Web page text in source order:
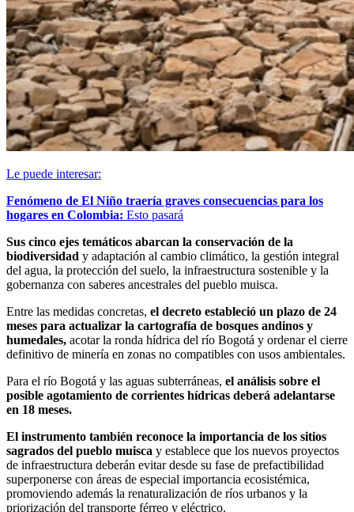
Le puede interesar:
Fenómeno de El Niño traería graves consecuencias para los
hogares en Colombia: Esto pasará
Sus cinco ejes temáticos abarcan la conservación de la
biodiversidad y adaptación al cambio climático, la gestión integral
del agua, la protección del suelo, la infraestructura sostenible y la
gobernanza con saberes ancestrales del pueblo muisca.
Entre las medidas concretas, el decreto estableció un plazo de 24
meses para actualizar la cartografía de bosques andinos y
humedales, acotar la ronda hídrica del río Bogotá y ordenar el cierre
definitivo de minería en zonas no compatibles con usos ambientales.
Para el río Bogotá y las aguas subterráneas, el análisis sobre el
posible agotamiento de corrientes hídricas deberá adelantarse
en 18 meses.
El instrumento también reconoce la importancia de los sitios
sagrados del pueblo muisca y establece que los nuevos proyectos
de infraestructura deberán evitar desde su fase de prefactibilidad
superponerse con áreas de especial importancia ecosistémica,
promoviendo además la renaturalización de ríos urbanos y la
priorización del transporte férreo y eléctrico.